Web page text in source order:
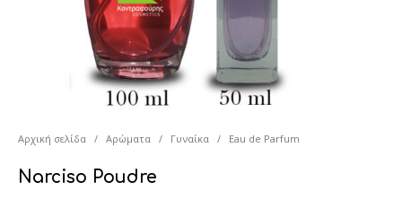
Αρχική σελίδα / Αρώματα / Γυναίκα / Eau de Parfum
Narciso Poudre